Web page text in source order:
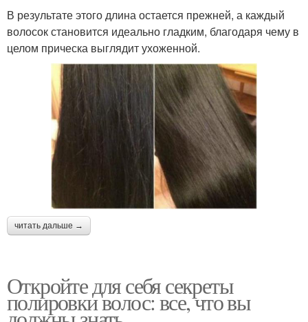
В результате этого длина остается прежней, а каждый
волосок становится идеально гладким, благодаря чему в
целом прическа выглядит ухоженной.
читать дальше →
Откройте для себя секреты
полировки волос: все, что вы